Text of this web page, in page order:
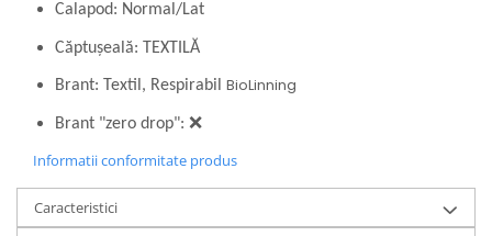
Calapod: Normal/Lat
Căptușeală: TEXTILĂ
Brant: Textil, Respirabil BioLinning
Brant "zero drop": ❌
Informatii conformitate produs
Caracteristici